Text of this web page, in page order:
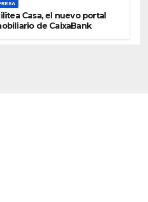
Casa, el nuevo portal
de CaixaBank